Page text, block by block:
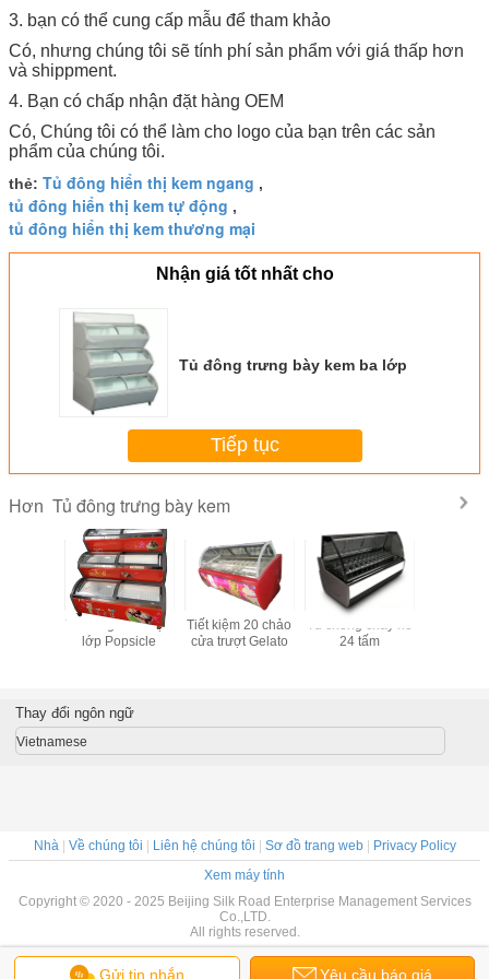
3. bạn có thể cung cấp mẫu để tham khảo
Có, nhưng chúng tôi sẽ tính phí sản phẩm với giá thấp hơn
và shippment.
4. Bạn có chấp nhận đặt hàng OEM
Có, Chúng tôi có thể làm cho logo của bạn trên các sản
phẩm của chúng tôi.
thẻ: Tủ đông hiển thị kem ngang ,
tủ đông hiển thị kem tự động ,
tủ đông hiển thị kem thương mại
Nhận giá tốt nhất cho
Tủ đông trưng bày kem ba lớp
Tiếp tục
Hơn Tủ đông trưng bày kem
Tủ đông hiển thị 3
lớp Popsicle
Tiết kiệm 20 chảo
cửa trượt Gelato
Tủ chống cháy nổ
24 tấm
Gửi tin nhắn Yêu cầu báo giá
Thay đổi ngôn ngữ
Vietnamese
Nhà| Về chúng tôi | Liên hệ chúng tôi | Sơ đồ trang web| Privacy Policy
Xem máy tính
Copyright © 2020 - 2025 Beijing Silk Road Enterprise Management Services
Co.,LTD.
All rights reserved.